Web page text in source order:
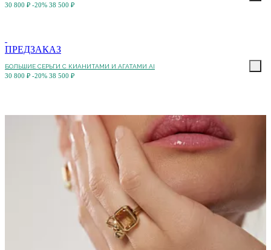
30 800 ₽ -20% 38 500 ₽
ПРЕДЗАКАЗ
БОЛЬШИЕ СЕРЬГИ С КИАНИТАМИ И АГАТАМИ AI
30 800 ₽ -20% 38 500 ₽